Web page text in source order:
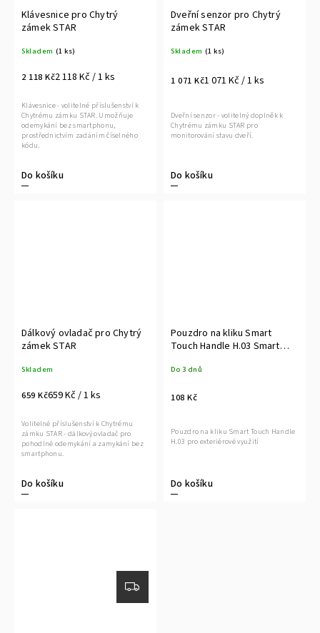
Klávesnice pro Chytrý
zámek STAR
Skladem (1 ks)
2 118 Kč2 118 Kč / 1 ks
Do košíku
Klávesnice - volitelné příslušenství k
Chytrému zámku STAR. Umožňuje
odemykání bez smartphonu,
prostřednictvím zadáním číselného
kódu.
Dveřní senzor pro Chytrý
zámek STAR
Skladem (1 ks)
1 071 Kč1 071 Kč / 1 ks
Do košíku
Dveřní senzor - volitelný doplněk k
Chytrému zámku STAR pro
monitorování stavu dveří.
Dálkový ovladač pro Chytrý
zámek STAR
Skladem
659 Kč659 Kč / 1 ks
Do košíku
Volitelné příslušenství k Chytrému
zámku STAR - dálkový ovladač pro
pohodlné odemykání a zamykání bez
smartphonu.
Pouzdro na kliku Smart
Touch Handle H.03 Smart
Do 3 dnů
108 Kč
Do košíku
Pouzdro na kliku Smart Touch Handle
H.03 pro exteriérové využití